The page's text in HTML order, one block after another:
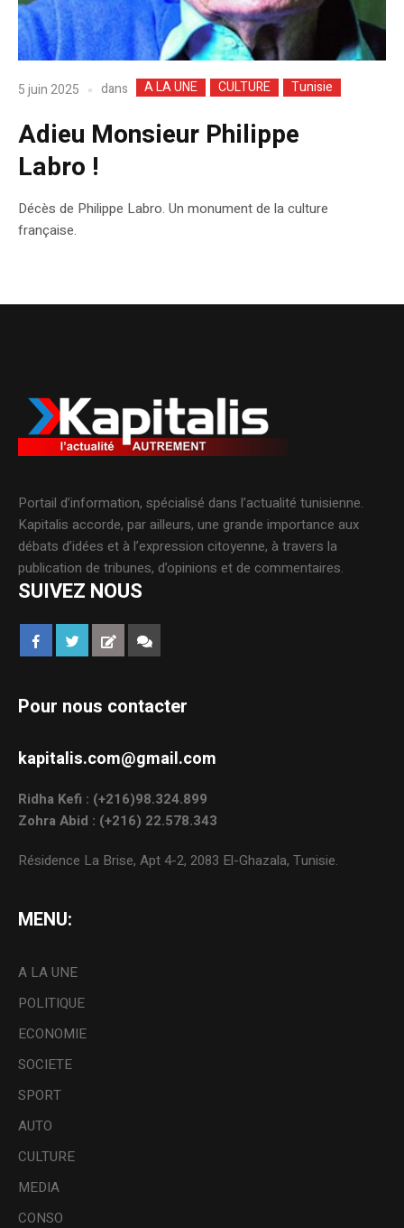
5 juin 2025 dans A LA UNE CULTURE Tunisie
Adieu Monsieur Philippe
Labro !
Décès de Philippe Labro. Un monument de la culture
française.
Portail d’information, spécialisé dans l’actualité tunisienne.
Kapitalis accorde, par ailleurs, une grande importance aux
débats d’idées et à l’expression citoyenne, à travers la
publication de tribunes, d’opinions et de commentaires.
SUIVEZ NOUS
Pour nous contacter
kapitalis.com@gmail.com
Ridha Kefi : (+216)98.324.899
Zohra Abid : (+216) 22.578.343
Résidence La Brise, Apt 4-2, 2083 El-Ghazala, Tunisie.
MENU:
A LA UNE
POLITIQUE
ECONOMIE
SOCIETE
SPORT
AUTO
CULTURE
MEDIA
CONSO